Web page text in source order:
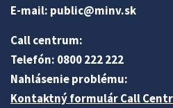
E-mail: public@minv.sk
Call centrum:
Telefón: 0800 222 222
Nahlásenie problému:
Kontaktný formulár Call